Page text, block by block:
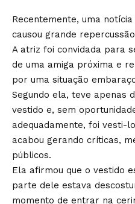
Recentemente, uma
causou grande
A atriz foi convidada para
de uma amiga próxima e
por uma situação
Segundo ela, teve apenas
vestido e, sem
adequadamente, foi vesti-
acabou gerando críticas,
públicos.
Ela afirmou que o vestido
parte dele estava
momento de entrar na